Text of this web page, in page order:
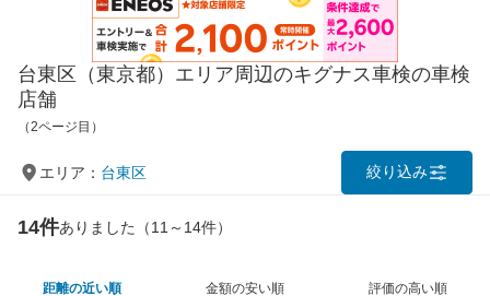
台東区（東京都）エリア周辺のキグナス車検の車検
店舗
（2ページ目）
エリア： 台東区 絞り込み
14件ありました（11～14件）
距離の近い順 金額の安い順 評価の高い順